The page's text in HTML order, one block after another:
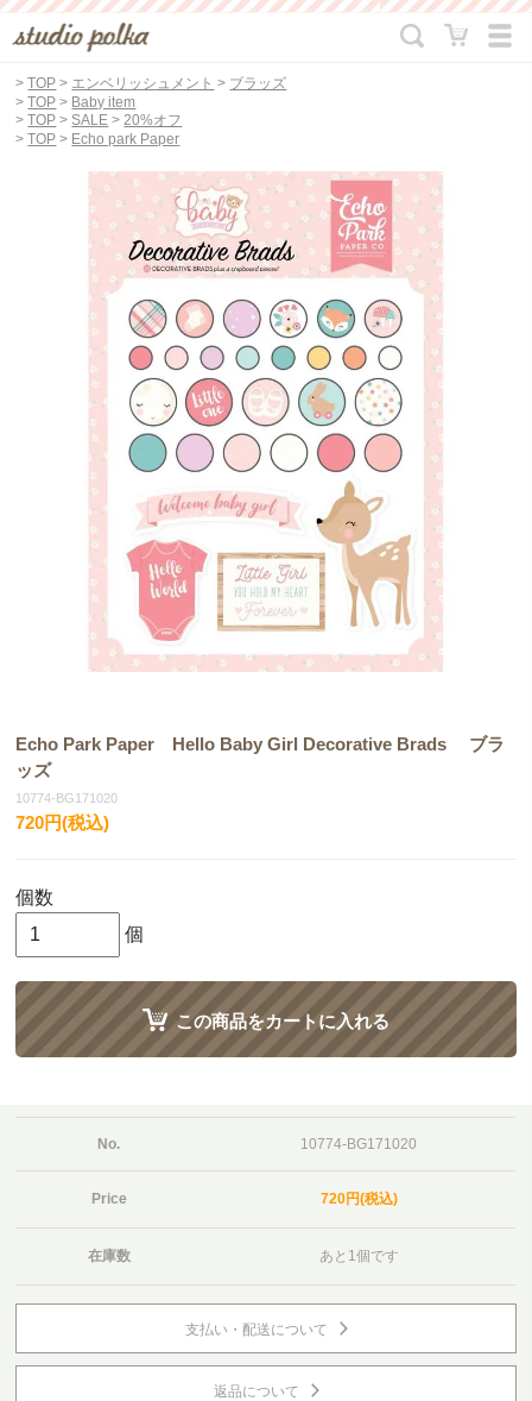
>TOP > エンベリッシュメント > ブラッズ
>TOP > Baby item
>TOP > SALE >20%オフ
>TOP > Echo park Paper
Echo Park Paper Hello Baby Girl Decorative Brads ブラ
ッズ
10774-BG171020
720円(税込)
個数
個
この商品をカートに入れる
No. 10774-BG171020
Price 720円(税込)
在庫数 あと1個です
支払い・配送について
返品について